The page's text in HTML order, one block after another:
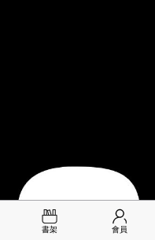
書架 會員